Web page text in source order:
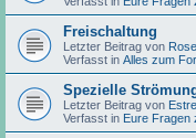
Freischaltung
Letzter Beitrag von
Verfasst in Alles zum
Spezielle
Letzter Beitrag von
Verfasst in Eure Fragen